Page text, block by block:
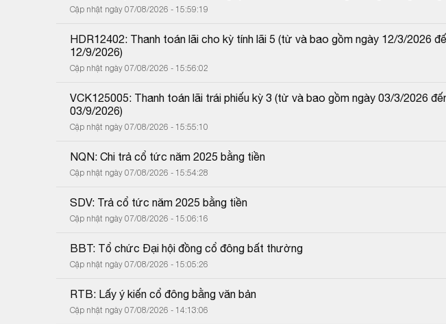
Cập nhật ngày 07/08/2026 - 15:59:19
HDR12402: Thanh toán lãi cho kỳ tính lãi 5 (từ và bao gồm ngày 12/3/2026
12/9/2026)
Cập nhật ngày 07/08/2026 - 15:56:02
VCK125005: Thanh toán lãi trái phiếu kỳ 3 (từ và bao gồm ngày 03/3/2026
03/9/2026)
Cập nhật ngày 07/08/2026 - 15:55:10
NQN: Chi trả cổ tức năm 2025 bằng tiền
Cập nhật ngày 07/08/2026 - 15:54:28
SDV: Trả cổ tức năm 2025 bằng tiền
Cập nhật ngày 07/08/2026 - 15:06:16
BBT: Tổ chức Đại hội đồng cổ đông bất thường
Cập nhật ngày 07/08/2026 - 15:05:26
RTB: Lấy ý kiến cổ đông bằng văn bản
Cập nhật ngày 07/08/2026 - 14:13:06